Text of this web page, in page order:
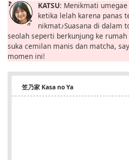
KATSU: Menikmati
ketika lelah karena panas
nikmat♪Suasana di dalam
seolah seperti berkunjung ke rumah
suka cemilan manis dan matcha,
momen ini!
笠乃家 Kasa no Ya